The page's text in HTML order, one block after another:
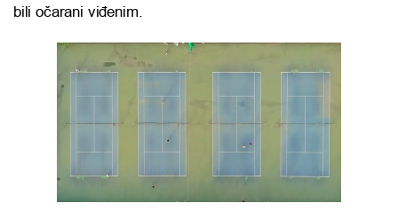
bili očarani viđenim.